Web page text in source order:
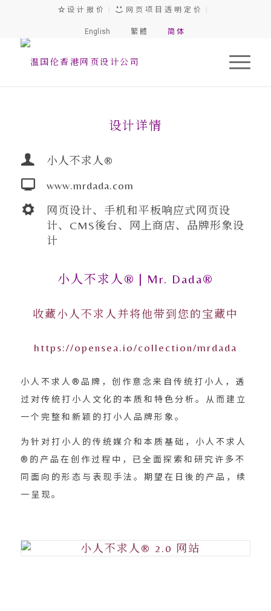
设 计 报 价 网 页 项 目 透 明 定 价
English 繁 體 简 体
设计详情
小人不求人®
www.mrdada.com
网页设计、手机和平板响应式网页设
计、CMS後台、网上商店、品牌形象设
计
小人不求人® | Mr. Dada®
收藏小人不求人并将他带到您的宝藏中
https://opensea.io/collection/mrdada
小人不求人®品牌，创作意念来自传统打小人，透
过对传统打小人文化的本质和特色分析。从而建立
一个完整和新颖的打小人品牌形象。
为针对打小人的传统媒介和本质基础，小人不求人
®的产品在创作过程中，已全面探索和研究许多不
同面向的形态与表现手法。期望在日後的产品，续
一呈现。